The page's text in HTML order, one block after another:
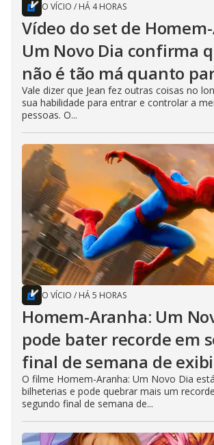
O VÍCIO / HÁ 4 HORAS
Vídeo do set de
Um Novo Dia confirma
não é tão má quanto
Vale dizer que Jean fez outras coisas no
sua habilidade para entrar e controlar a
pessoas. O...
O VÍCIO / HÁ 5 HORAS
Homem-Aranha: Um
pode bater recorde em
final de semana de
O filme Homem-Aranha: Um Novo Dia
bilheterias e pode quebrar mais um
segundo final de semana de...